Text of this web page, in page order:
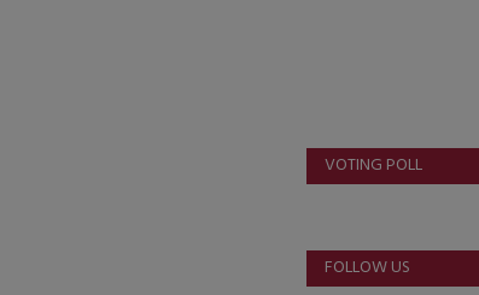
VOTING POLL
FOLLOW US